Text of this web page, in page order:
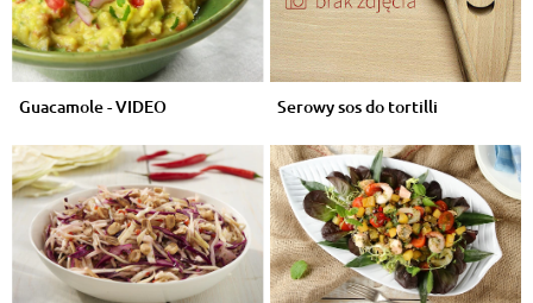
Guacamole - VIDEO Serowy sos do tortilli